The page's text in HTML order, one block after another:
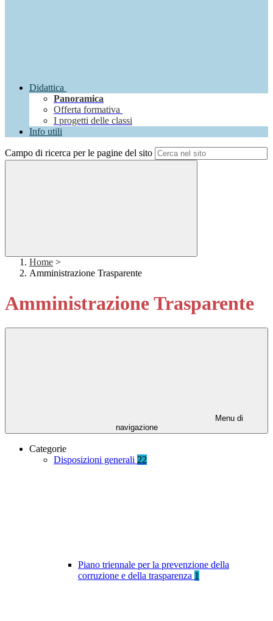
Didattica
Panoramica
Offerta formativa
I progetti delle classi
Info utili
Campo di ricerca per le pagine del sito
Home >
Amministrazione Trasparente
Amministrazione Trasparente
Menu di
navigazione
Categorie
Disposizioni generali 22
Piano triennale per la prevenzione della
corruzione e della trasparenza 1